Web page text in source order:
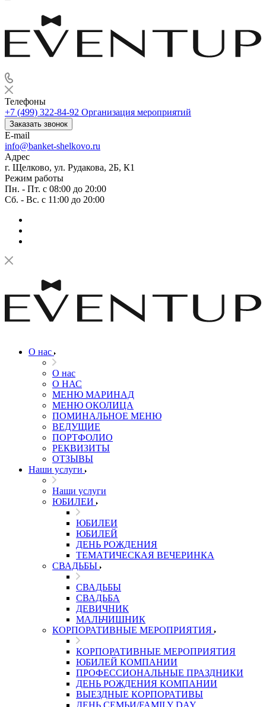
Телефоны
+7 (499) 322-84-92 Организация мероприятий
Заказать звонок
E-mail
info@banket-shelkovo.ru
Адрес
г. Щелково, ул. Рудакова, 2Б, К1
Режим работы
Пн. - Пт. с 08:00 до 20:00
Сб. - Вс. с 11:00 до 20:00
О нас
О нас
О НАС
МЕНЮ МАРИНАД
МЕНЮ ОКОЛИЦА
ПОМИНАЛЬНОЕ МЕНЮ
ВЕДУЩИЕ
ПОРТФОЛИО
РЕКВИЗИТЫ
ОТЗЫВЫ
Наши услуги
Наши услуги
ЮБИЛЕИ
ЮБИЛЕИ
ЮБИЛЕЙ
ДЕНЬ РОЖДЕНИЯ
ТЕМАТИЧЕСКАЯ ВЕЧЕРИНКА
СВАДЬБЫ
СВАДЬБЫ
СВАДЬБА
ДЕВИЧНИК
МАЛЬЧИШНИК
КОРПОРАТИВНЫЕ МЕРОПРИЯТИЯ
КОРПОРАТИВНЫЕ МЕРОПРИЯТИЯ
ЮБИЛЕЙ КОМПАНИИ
ПРОФЕССИОНАЛЬНЫЕ ПРАЗДНИКИ
ДЕНЬ РОЖДЕНИЯ КОМПАНИИ
ВЫЕЗДНЫЕ КОРПОРАТИВЫ